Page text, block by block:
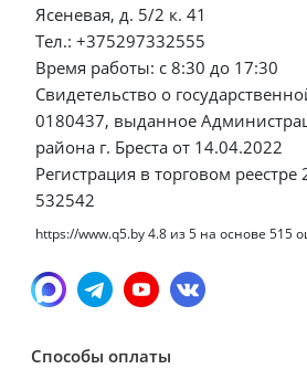
Ясеневая, д. 5/2 к. 41
Тел.: +375297332555
Время работы: с 8:30 до 17:30
Свидетельство о
0180437, выданное
района г. Бреста от 14.04.2022
Регистрация в торговом
532542
https://www.q5.by4.8 из5 на основе 515
Способы оплаты